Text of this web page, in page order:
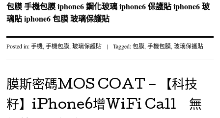
包膜手機包膜iphone6 鋼化玻璃iphone6 保護貼iphone6 玻
璃貼iphone6 包膜玻璃保護貼
Posted in:手機,手機包膜,玻璃保護貼 | Tagged:包膜,手機包膜,玻璃保護貼
膜斯密碼MOS COAT – 【科技
籽】iPhone6增WiFi Call 無